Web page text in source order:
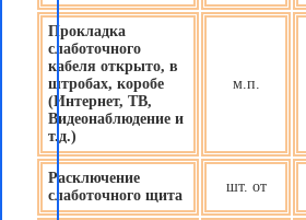
Прокладка
слаботочного
кабеля открыто, в
штробах, коробе
(Интернет, ТВ,
Видеонаблюдение и
т.д.)
м.п.
Расключение
слаботочного щита
шт. от